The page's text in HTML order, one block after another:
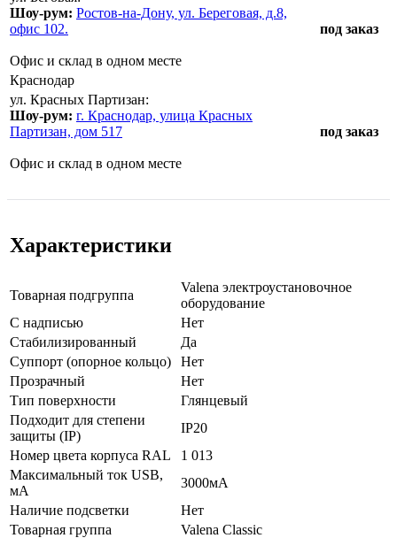
Шоу-рум: Ростов-на-Дону, ул. Береговая, д.8,
офис 102.
Офис и склад в одном месте
под заказ
Краснодар
ул. Красных Партизан:
Шоу-рум: г. Краснодар, улица Красных
Партизан, дом 517
Офис и склад в одном месте
под заказ
Характеристики
Товарная подгруппа
Valena электроустановочное
оборудование
С надписью
Нет
Стабилизированный
Да
Суппорт (опорное кольцо)
Нет
Прозрачный
Нет
Тип поверхности
Глянцевый
Подходит для степени
защиты (IP)
IP20
Номер цвета корпуса RAL
1 013
Максимальный ток USB,
мА
3000мА
Наличие подсветки
Нет
Товарная группа
Valena Classic